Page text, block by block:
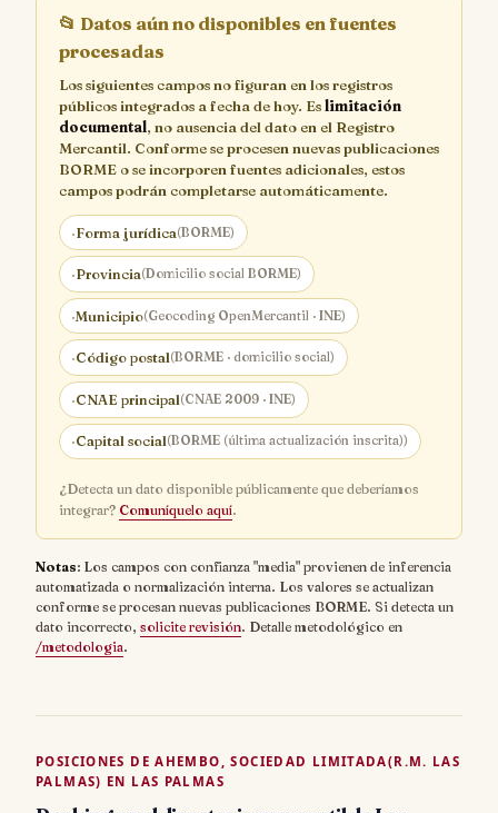
📂 Datos aún no disponibles en fuentes
procesadas
Los siguientes campos no figuran en los registros
públicos integrados a fecha de hoy. Eslimitación
documental, no ausencia del dato en el Registro
Mercantil. Conforme se procesen nuevas publicaciones
BORME o se incorporen fuentes adicionales, estos
campos podrán completarse automáticamente.
·Forma jurídica(BORME)
·Provincia(Domicilio social BORME)
·Municipio(Geocoding OpenMercantil · INE)
·Código postal(BORME · domicilio social)
·CNAE principal(CNAE 2009 · INE)
·Capital social(BORME (última actualización inscrita))
¿Detecta un dato disponible públicamente que deberíamos
integrar? Comuníquelo aquí.
Notas: Los campos con confianza "media" provienen de inferencia
automatizada o normalización interna. Los valores se actualizan
conforme se procesan nuevas publicaciones BORME. Si detecta un
dato incorrecto, solicite revisión. Detalle metodológico en
/metodologia.
POSICIONES DE AHEMBO, SOCIEDAD LIMITADA(R.M. LAS
PALMAS) EN LAS PALMAS